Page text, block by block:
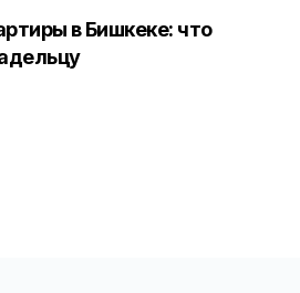
в Бишкеке: что